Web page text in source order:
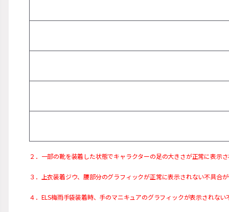
２．一部の靴を装着した状態でキャラクターの足の大きさが正常に表示
３．上衣装着ジウ、腰部分のグラフィックが正常に表示されない不具合
４．ELS梅雨手袋装着時、手のマニキュアのグラフィックが表示されな